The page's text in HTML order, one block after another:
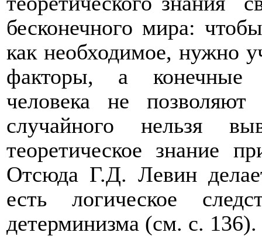
бесконечного мира:
как необходимое, нужно
факторы, а конечные
человека не
случайного нельзя
теоретическое знание
Отсюда Г.Д. Левин
есть логическое
детерминизма (см. с.